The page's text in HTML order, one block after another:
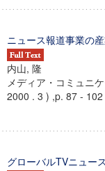
ニュース報道事業の
内山, 隆
メディア・コミュニ
2000 . 3 ) ,p. 87 - 102
グローバルTVニュー